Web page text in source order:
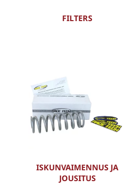
FILTERS
ISKUNVAIMENNUS JA
JOUSITUS